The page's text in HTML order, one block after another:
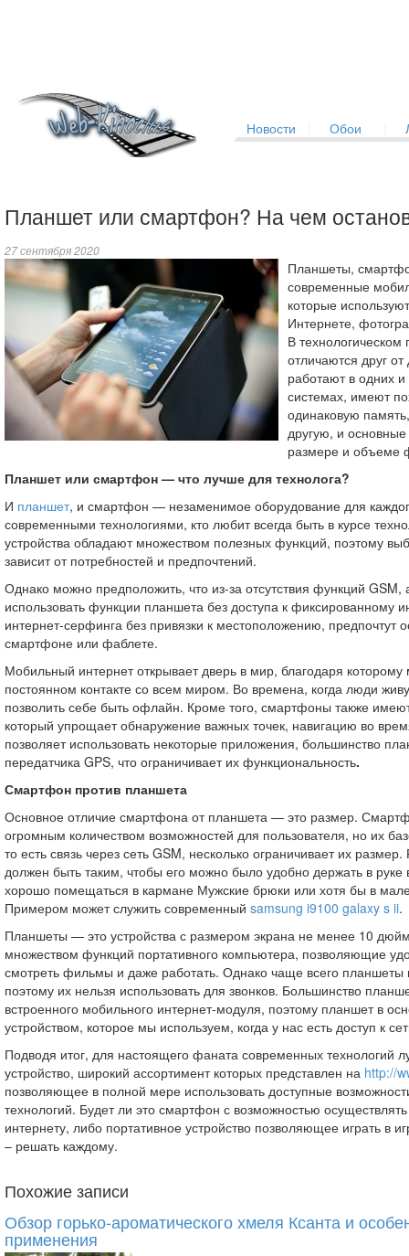
Новости Обои
Планшет или смартфон? На чем
27 сентября 2020
Планшеты,
современные
которые
Интернете,
В
отличаются друг
работают в одних
системах, имеют
одинаковую
другую, и
размере и объеме
Планшет или смартфон — что лучше для технолога?
И планшет, и смартфон — незаменимое оборудование для
современными технологиями, кто любит всегда быть в курсе
устройства обладают множеством полезных функций, поэтому
зависит от потребностей и предпочтений.
Однако можно предположить, что из-за отсутствия функций GSM,
использовать функции планшета без доступа к фиксированному
интернет-серфинга без привязки к местоположению, предпочтут
смартфоне или фаблете.
Мобильный интернет открывает дверь в мир, благодаря
постоянном контакте со всем миром. Во времена, когда люди
позволить себе быть офлайн. Кроме того, смартфоны также
который упрощает обнаружение важных точек, навигацию во
позволяет использовать некоторые приложения, большинство
передатчика GPS, что ограничивает их функциональность.
Смартфон против планшета
Основное отличие смартфона от планшета — это размер.
огромным количеством возможностей для пользователя, но их
то есть связь через сеть GSM, несколько ограничивает их
должен быть таким, чтобы его можно было удобно держать в руке
хорошо помещаться в кармане Мужские брюки или хотя бы в
Примером может служить современный samsung i9100 galaxy s ii.
Планшеты — это устройства с размером экрана не менее 10
множеством функций портативного компьютера, позволяющие
смотреть фильмы и даже работать. Однако чаще всего
поэтому их нельзя использовать для звонков. Большинство
встроенного мобильного интернет-модуля, поэтому планшет в
устройством, которое мы используем, когда у нас есть доступ к
Подводя итог, для настоящего фаната современных технологий
устройство, широкий ассортимент которых представлен на http://
позволяющее в полной мере использовать доступные
технологий. Будет ли это смартфон с возможностью
интернету, либо портативное устройство позволяющее играть в
– решать каждому.
Похожие записи
Обзор горько-ароматического хмеля Ксанта и
применения